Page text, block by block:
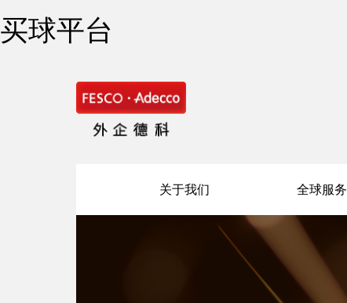
买球平台
关于我们 全球服务